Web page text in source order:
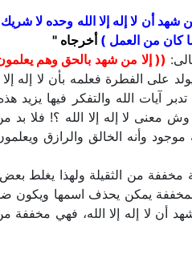
شهد أن لا إله إلا الله وحده لا
كان من العمل ) أخرجاه "
(( إلا من شهد بالحق وهم
على الفطرة فعلمه بأن لا إله
آيات الله والتفكر فيها يزيد
معنى لا إله إلا الله ؟! فلا
وأنه الخالق والرازق
مخففة من الثقيلة ولهذا يغلط
المخففة يمكن يحذف اسمها
أن لا إله إلا الله، فهي مخففة